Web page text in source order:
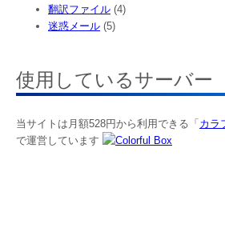
翻訳ファイル (4)
迷惑メール (5)
使用しているサーバー
当サイトは月額528円から利用できる「 カラ
で運営しています